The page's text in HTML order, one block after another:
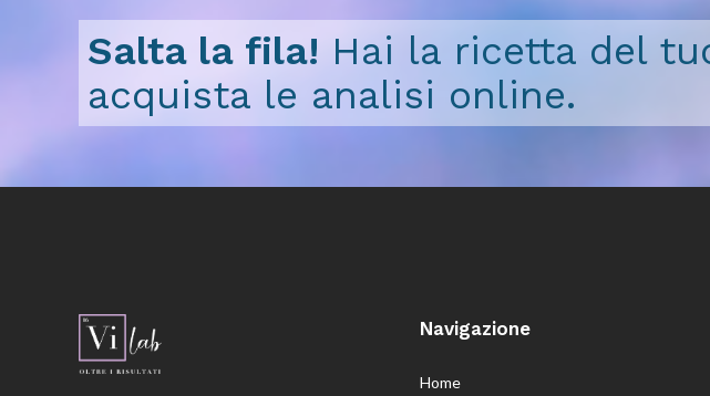
Salta la fila! Hai la ricetta del
acquista le analisi online.
Navigazione
Home